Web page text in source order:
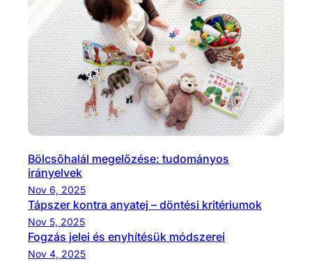
Bölcsőhalál megelőzése: tudományos
irányelvek
Nov 6, 2025
Tápszer kontra anyatej – döntési kritériumok
Nov 5, 2025
Fogzás jelei és enyhítésük módszerei
Nov 4, 2025